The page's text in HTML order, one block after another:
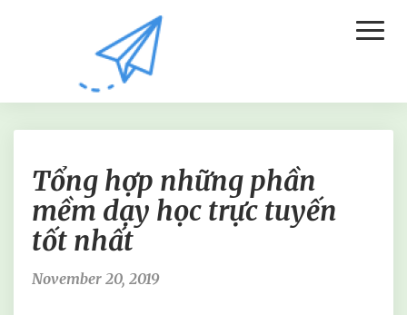
ổ
n
g
Tổng hợp những phần
mềm dạy học trực tuyến
tốt nhất
November 20, 2019